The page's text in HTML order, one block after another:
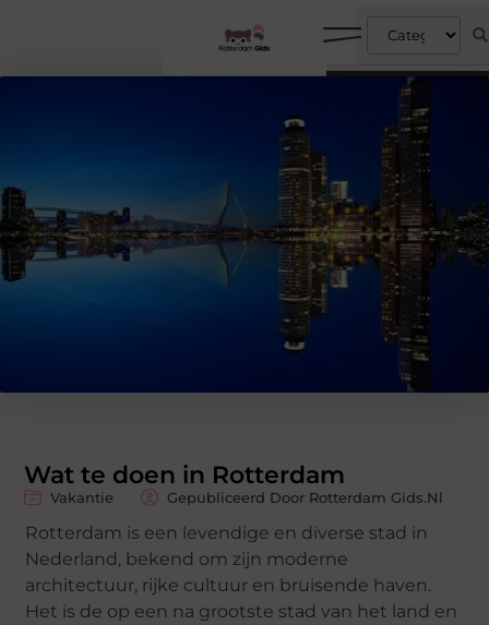
Wat te doen in Rotterdam
Vakantie Gepubliceerd Door Rotterdam Gids.nl
Rotterdam is een levendige en diverse stad in
Nederland, bekend om zijn moderne
architectuur, rijke cultuur en bruisende haven.
Het is de op een na grootste stad van het land en